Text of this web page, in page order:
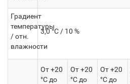
Градиент
температуры
/ отн.
влажности
3,0 °C / 10 %
От +20
°C до
От +20
°C до
От +20
°C до